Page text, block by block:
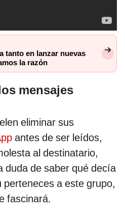
tanto en lanzar nuevas
la razón
mensajes
eliminar sus
antes de ser leídos,
al destinatario,
duda de saber qué decía
a este grupo,
fascinará.